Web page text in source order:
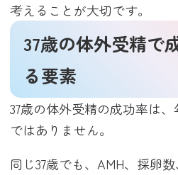
考えることが大切です。
37歳の体外受精で
る要素
37歳の体外受精の成功率は
ではありません。
同じ37歳でも、AMH、採卵